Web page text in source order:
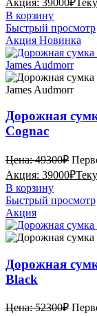
В корзину
Быстрый просмотр
Акция Новинка
Дорожная
Cognac
Цена:49300₽
Акция: 39000₽
В корзину
Быстрый просмотр
Акция
Дорожная
Black
Цена:52300₽